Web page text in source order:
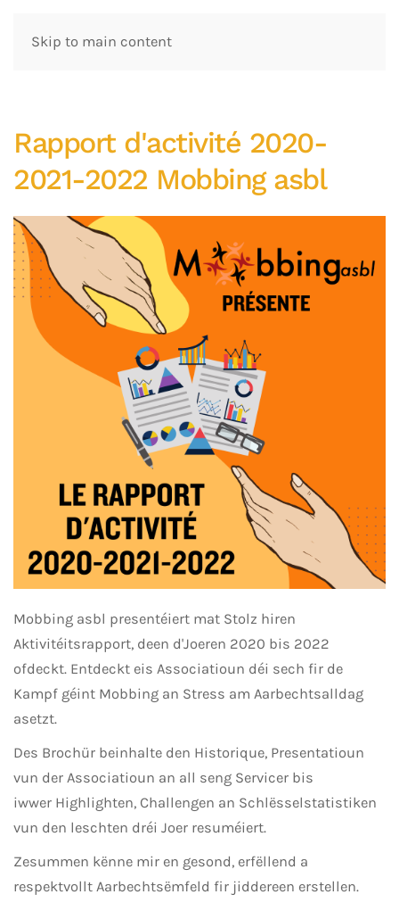
Skip to main content
Rapport d'activité 2020-
2021-2022 Mobbing asbl
Mobbing asbl presentéiert mat Stolz hiren
Aktivitéitsrapport, deen d'Joeren 2020 bis 2022
ofdeckt. Entdeckt eis Associatioun déi sech fir de
Kampf géint Mobbing an Stress am Aarbechtsalldag
asetzt.
Des Brochür beinhalte den Historique, Presentatioun
vun der Associatioun an all seng Servicer bis
iwwer Highlighten, Challengen an Schlësselstatistiken
vun den leschten dréi Joer resuméiert.
Zesummen kënne mir en gesond, erfëllend a
respektvollt Aarbechtsëmfeld fir jiddereen erstellen.